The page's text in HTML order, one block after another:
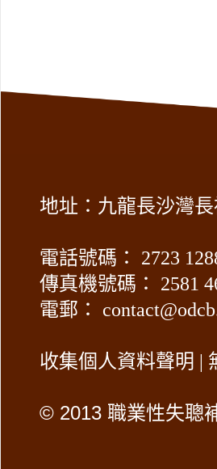
地址：九龍長沙灣
電話號碼： 2723
傳真機號碼： 2581
電郵：
收集個人資料聲明 |
© 2013 職業性失聰